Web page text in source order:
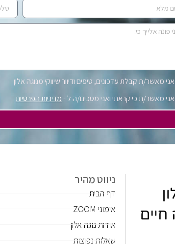
אני מאשר/ת קבלת עדכונים, טיפים ודיוור שיווקי מנוגה אלון
אני מאשר/ת כי קראתי ואני מסכים/ה ל -מדיניות הפרטיות
ניווט מהיר
דף הבית
אימוני ZOOM
אודות נוגה אלון
שאלות נפוצות